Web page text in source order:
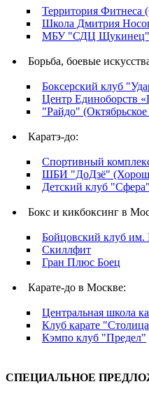
Территория Фитнеса
Школа Дмитрия
МБУ "СДЦ Щукинец"
Борьба, боевые
Боксерский клуб
Центр Единоборств
"Райдо"
Каратэ-до:
Спортивный
ШБИ "ДоДзё"
Детский клуб "Сфера"
Бокс и кикбоксинг в
Бойцовский клуб им.
Скиллфит
Гран Плюс Боец
Карате-до в Москве:
Центральная школа
Клуб карате
Кэмпо клуб "Предел"
СПЕЦИАЛЬНОЕ